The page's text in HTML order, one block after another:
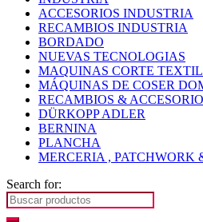
ACCESORIOS INDUSTRIA
RECAMBIOS INDUSTRIA
BORDADO
NUEVAS TECNOLOGIAS
MAQUINAS CORTE TEXTIL
MÁQUINAS DE COSER
RECAMBIOS &
DÜRKOPP ADLER
BERNINA
PLANCHA
MERCERIA , PATCHWORK
Search for: